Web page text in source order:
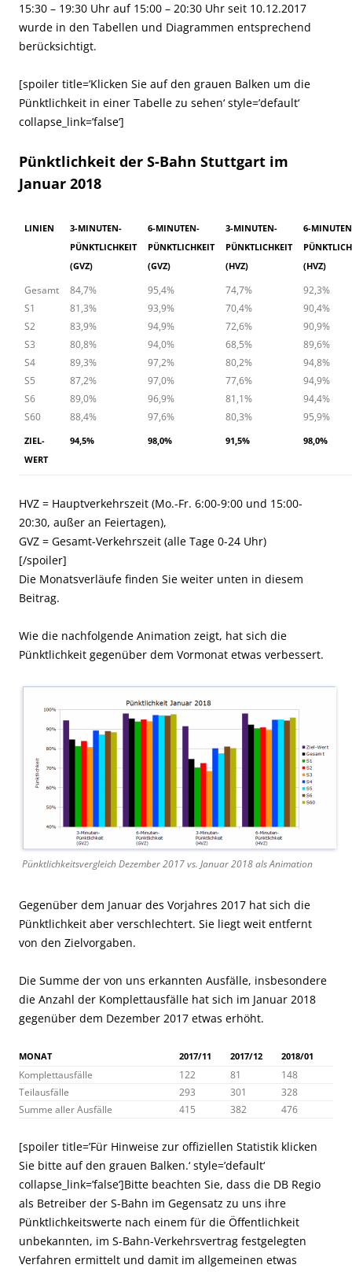
15:30 – 19:30 Uhr auf 15:00 – 20:30 Uhr seit 10.12.2017
wurde in den Tabellen und Diagrammen entsprechend
berücksichtigt.
[spoiler title=’Klicken Sie auf den grauen Balken um die
Pünktlichkeit in einer Tabelle zu sehen‘ style=’default‘
collapse_link=’false‘]
Pünktlichkeit der S-Bahn Stuttgart im
Januar 2018
LINIEN
3-MINUTEN-
PÜNKTLICHKEIT
(GVZ)
6-MINUTEN-
PÜNKTLICHKEIT
(GVZ)
3-MINUTEN-
PÜNKTLICHKEIT
(HVZ)
6-
(HVZ)
Gesamt 84,7% 95,4% 74,7%
92,3%
S1
81,3% 93,9% 70,4%
90,4%
S2
83,9% 94,9% 72,6%
90,9%
S3
80,8% 94,0% 68,5%
89,6%
S4
89,3% 97,2% 80,2%
94,8%
S5
87,2% 97,0% 77,6%
94,9%
S6
89,0% 96,9% 81,1%
94,4%
S60
88,4% 97,6% 80,3% 95,9%
ZIEL-
WERT
94,5% 98,0% 91,5% 98,0%
HVZ = Hauptverkehrszeit (Mo.-Fr. 6:00-9:00 und 15:00-
20:30, außer an Feiertagen),
GVZ = Gesamt-Verkehrszeit (alle Tage 0-24 Uhr)
[/spoiler]
Die Monatsverläufe finden Sie weiter unten in diesem
Beitrag.
Wie die nachfolgende Animation zeigt, hat sich die
Pünktlichkeit gegenüber dem Vormonat etwas verbessert.
Pünktlichkeitsvergleich Dezember 2017 vs. Januar 2018 als Animation
Gegenüber dem Januar des Vorjahres 2017 hat sich die
Pünktlichkeit aber verschlechtert. Sie liegt weit entfernt
von den Zielvorgaben.
Die Summe der von uns erkannten Ausfälle, insbesondere
die Anzahl der Komplettausfälle hat sich im Januar 2018
gegenüber dem Dezember 2017 etwas erhöht.
MONAT 2017/11 2017/12 2018/01
Komplettausfälle 122 81
148
Teilausfälle
293 301
328
Summe aller Ausfälle
415 382 476
[spoiler title=’Für Hinweise zur offiziellen Statistik klicken
Sie bitte auf den grauen Balken.‘ style=’default‘
collapse_link=’false‘]Bitte beachten Sie, dass die DB Regio
als Betreiber der S-Bahn im Gegensatz zu uns ihre
Pünktlichkeitswerte nach einem für die Öffentlichkeit
unbekannten, im S-Bahn-Verkehrsvertrag festgelegten
Verfahren ermittelt und damit im allgemeinen etwas